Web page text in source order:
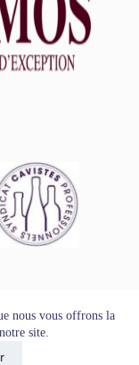
nous vous offrons la
site.
© 2026